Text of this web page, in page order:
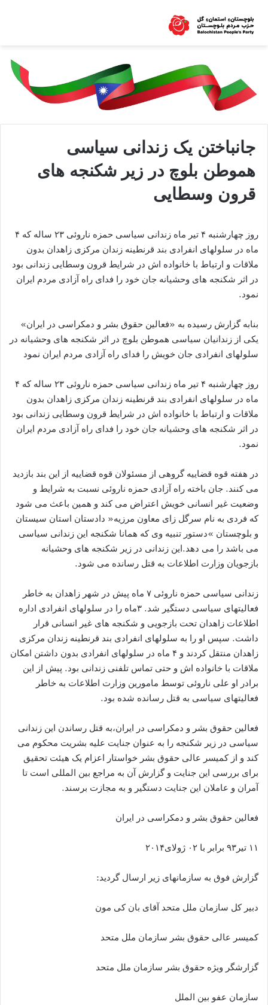
جانباختن یک زندانی سیاسی
هموطن بلوچ در زیر شکنجه های
قرون وسطایی
روز چهارشنبه ۴ تیر ماه زندانی سیاسی حمزه ناروئی ۲۳ ساله که ۴
ماه در سلولهای انفرادی بند قرنطینه زندان مرکزی زاهدان بدون
ملاقات و ارتباط با خانواده اش در شرایط قرون وسطایی زندانی بود
در اثر شکنجه های وحشیانه جان خود را فدای راه آزادی مردم ایران
نمود.
بنابه گزارش رسیده به «فعالین حقوق بشر و دمکراسی در ایران»
یکی از زندانیان سیاسی هموطن بلوچ در اثر شکنجه های وحشیانه در
سلولهای انفرادی جان خویش را فدای راه آزادی مردم ایران نمود
روز چهارشنبه ۴ تیر ماه زندانی سیاسی حمزه ناروئی ۲۳ ساله که ۴
ماه در سلولهای انفرادی بند قرنطینه زندان مرکزی زاهدان بدون
ملاقات و ارتباط با خانواده اش در شرایط قرون وسطایی زندانی بود
در اثر شکنجه های وحشیانه جان خود را فدای راه آزادی مردم ایران
نمود.
در هفته قوه قضاییه گروهی از مسئولان قوه قضاییه از این بند بازدید
می کنند. جان باخته راه آزادی حمزه ناروئی نسبت به شرایط و
وضعیت غیر انسانی خویش اعتراض می کند و همین باعث می شود
که فردی به نام سرگل زای معاون مرزیه« دادستان استان سیستان
و بلوچستان »دستور تنبیه وی که همانا شکنجه این زندانی سیاسی
می باشد را می دهد.این زندانی در زیر شکنجه های وحشیانه
بازجویان وزارت اطلاعات به قتل رسانده می شود.
زندانی سیاسی حمزه ناروئی ۷ ماه پیش در شهر زاهدان به خاطر
فعالیتهای سیاسی دستگیر شد. ۳ماه را در سلولهای انفرادی اداره
اطلاعات زاهدان تحت بازجویی و شکنجه های غیر انسانی قرار
داشت. سپس او را به سلولهای انفرادی بند قرنطینه زندان مرکزی
زاهدان منتقل کردند و ۴ ماه در سلولهای انفرادی بدون داشتن امکان
ملاقات با خانواده اش و حتی تماس تلفنی زندانی بود. پیش از این
برادر او علی ناروئی توسط مامورین وزارت اطلاعات به خاطر
فعالیتهای سیاسی به قتل رسانده شده بود.
فعالین حقوق بشر و دمکراسی در ایران،به قتل رساندن این زندانی
سیاسی در زیر شکنجه را به عنوان جنایت علیه بشریت محکوم می
کند و از کمیسر عالی حقوق بشر خواستار اعزام یک هیئت تحقیق
برای بررسی این جنایت و گزارش آن به مراجع بین المللی است تا
آمران و عاملان این جنایت دستگیر و به مجازت برسند.
فعالین حقوق بشر و دمکراسی در ایران
۱۱ تیر۹۳ برابر با ۰۲ ژولای۲۰۱۴
گزارش فوق به سازمانهای زیر ارسال گردید:
دبیر کل سازمان ملل متحد آقای بان کی مون
کمیسر عالی حقوق بشر سازمان ملل متحد
گزارشگر ویژه حقوق بشر سازمان ملل متحد
سازمان عفو بین الملل